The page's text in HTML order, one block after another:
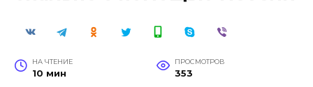
НА ЧТЕНИЕ
10 мин
ПРОСМОТРОВ
353